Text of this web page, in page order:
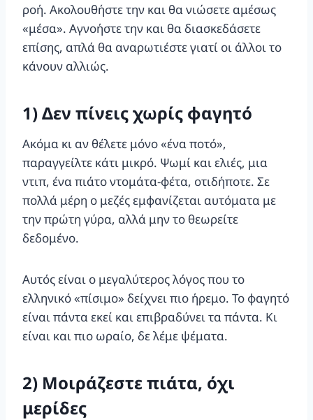
ροή. Ακολουθήστε την και θα νιώσετε αμέσως
«μέσα». Αγνοήστε την και θα διασκεδάσετε
επίσης, απλά θα αναρωτιέστε γιατί οι άλλοι το
κάνουν αλλιώς.
1) Δεν πίνεις χωρίς φαγητό
Ακόμα κι αν θέλετε μόνο «ένα ποτό»,
παραγγείλτε κάτι μικρό. Ψωμί και ελιές, μια
ντιπ, ένα πιάτο ντομάτα-φέτα, οτιδήποτε. Σε
πολλά μέρη ο μεζές εμφανίζεται αυτόματα με
την πρώτη γύρα, αλλά μην το θεωρείτε
δεδομένο.
Αυτός είναι ο μεγαλύτερος λόγος που το
ελληνικό «πίσιμο» δείχνει πιο ήρεμο. Το φαγητό
είναι πάντα εκεί και επιβραδύνει τα πάντα. Κι
είναι και πιο ωραίο, δε λέμε ψέματα.
2) Μοιράζεστε πιάτα, όχι
μερίδες